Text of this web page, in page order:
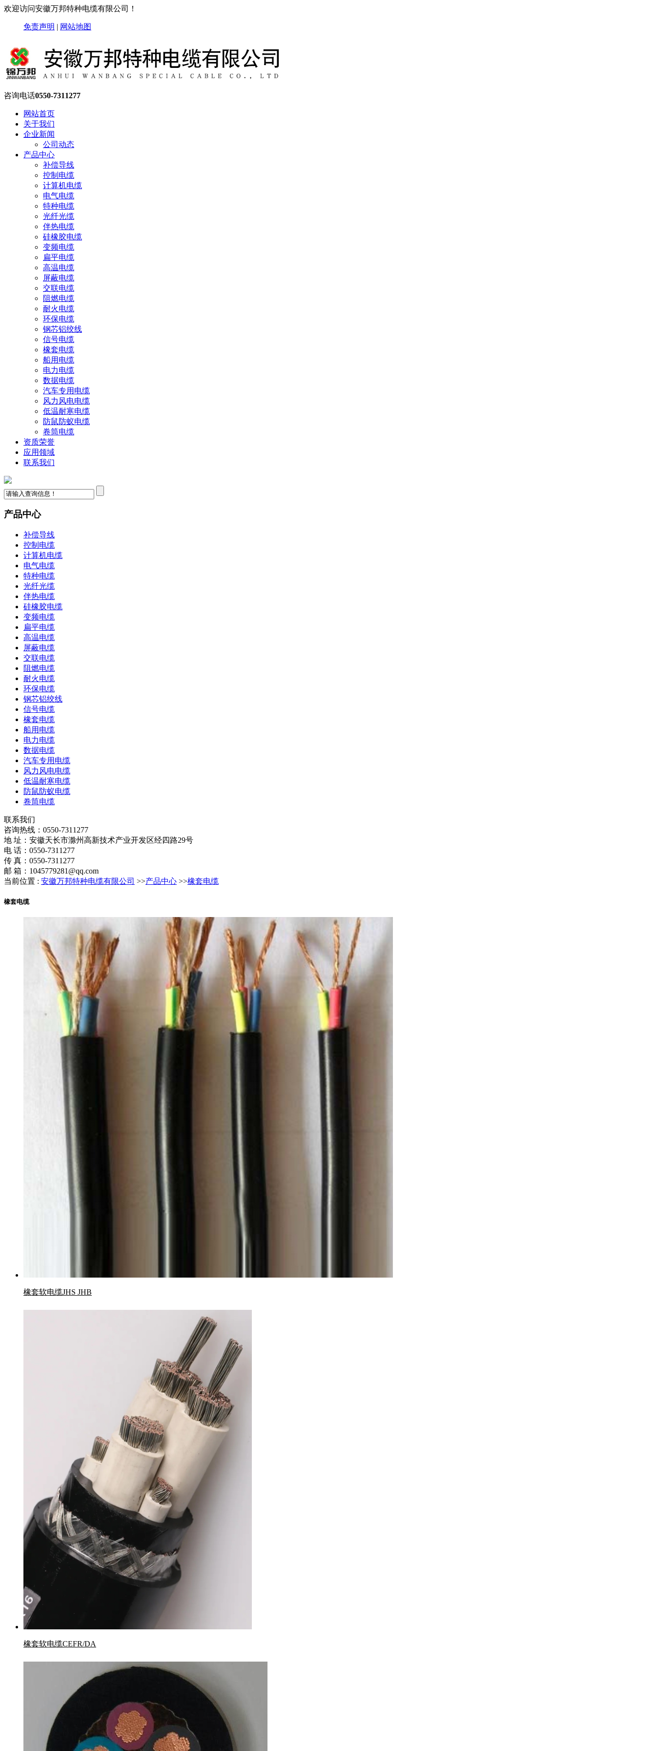
欢迎访问安徽万邦特种电缆有限公司！
免责声明 | 网站地图
咨询电话0550-7311277
网站首页
关于我们
企业新闻
公司动态
产品中心
补偿导线
控制电缆
计算机电缆
电气电缆
特种电缆
光纤光缆
伴热电缆
硅橡胶电缆
变频电缆
扁平电缆
高温电缆
屏蔽电缆
交联电缆
阻燃电缆
耐火电缆
环保电缆
钢芯铝绞线
信号电缆
橡套电缆
船用电缆
电力电缆
数据电缆
汽车专用电缆
风力风电电缆
低温耐寒电缆
防鼠防蚁电缆
卷筒电缆
资质荣誉
应用领域
联系我们
产品中心
补偿导线
控制电缆
计算机电缆
电气电缆
特种电缆
光纤光缆
伴热电缆
硅橡胶电缆
变频电缆
扁平电缆
高温电缆
屏蔽电缆
交联电缆
阻燃电缆
耐火电缆
环保电缆
钢芯铝绞线
信号电缆
橡套电缆
船用电缆
电力电缆
数据电缆
汽车专用电缆
风力风电电缆
低温耐寒电缆
防鼠防蚁电缆
卷筒电缆
联系我们
咨询热线： 0550-7311277
地 址：安徽天长市滁州高新技术产业开发区经四路29号
电 话：0550-7311277
传 真：0550-7311277
邮 箱：1045779281@qq.com
当前位置 : 安徽万邦特种电缆有限公司 >>产品中心 >>橡套电缆
橡套电缆
橡套软电缆JHS JHB
橡套软电缆CEFR/DA